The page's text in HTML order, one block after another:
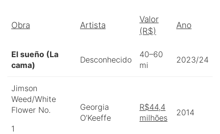
Obra Artista
Valor
(R$)
Ano
El sueño (La
cama)
Desconhecido
40–60
mi
2023/24
Jimson
Weed/White
Flower No.
1
Georgia
O’Keeffe
R$44,4
milhões
2014